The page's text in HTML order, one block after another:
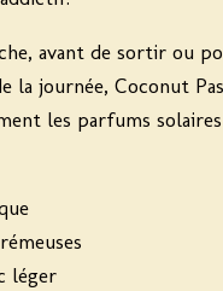
avant de sortir ou
la journée, Coconut
les parfums
léger